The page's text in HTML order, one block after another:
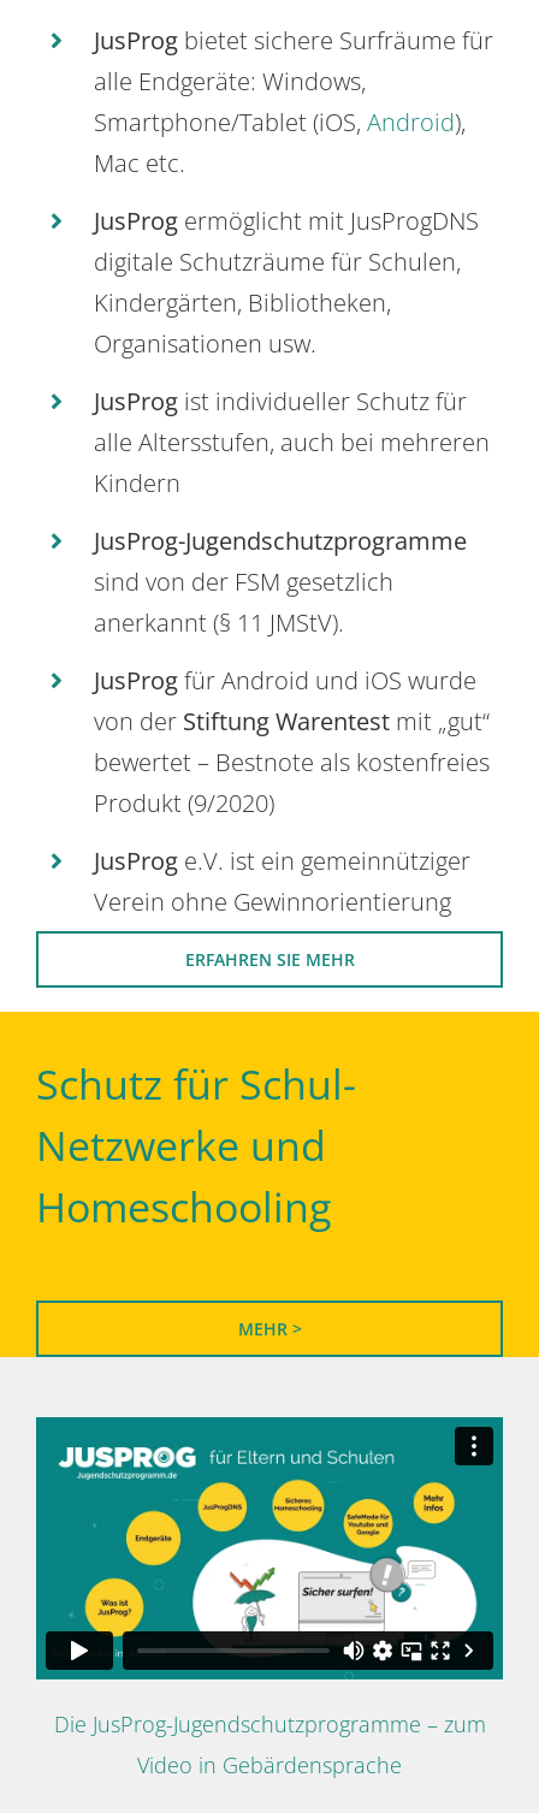
JusProg bietet sichere Surfräume für
alle Endgeräte: Windows,
Smartphone/Tablet (iOS, Android),
Mac etc.
JusProg ermöglicht mit JusProgDNS
digitale Schutzräume für Schulen,
Kindergärten, Bibliotheken,
Organisationen usw.
JusProg ist individueller Schutz für
alle Altersstufen, auch bei mehreren
Kindern
JusProg-Jugendschutzprogramme
sind von der FSM gesetzlich
anerkannt (§ 11 JMStV).
JusProgfür Android und iOS wurde
von der Stiftung Warentest mit „gut“
bewertet – Bestnote als kostenfreies
Produkt (9/2020)
JusProg e.V. ist ein gemeinnütziger
Verein ohne Gewinnorientierung
ERFAHREN SIE MEHR
Schutz für Schul-
Netzwerke und
Homeschooling
MEHR >
Die JusProg-Jugendschutzprogramme – zum
Video in Gebärdensprache